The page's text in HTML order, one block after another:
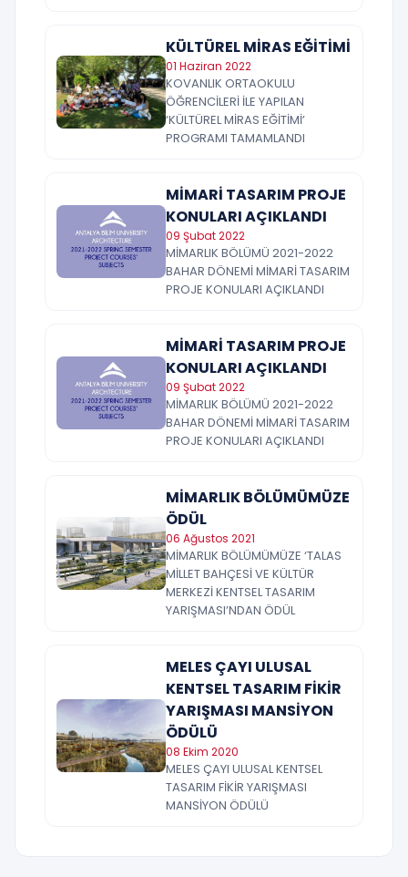
KÜLTÜREL MİRAS EĞİTİMİ
01 Haziran 2022
KOVANLIK ORTAOKULU
ÖĞRENCİLERİ İLE YAPILAN
‘KÜLTÜREL MİRAS EĞİTİMİ’
PROGRAMI TAMAMLANDI
MİMARİ TASARIM PROJE
KONULARI AÇIKLANDI
09 Şubat 2022
MİMARLIK BÖLÜMÜ 2021-2022
BAHAR DÖNEMİ MİMARİ TASARIM
PROJE KONULARI AÇIKLANDI
MİMARİ TASARIM PROJE
KONULARI AÇIKLANDI
09 Şubat 2022
MİMARLIK BÖLÜMÜ 2021-2022
BAHAR DÖNEMİ MİMARİ TASARIM
PROJE KONULARI AÇIKLANDI
MİMARLIK BÖLÜMÜMÜZE
ÖDÜL
06 Ağustos 2021
MİMARLIK BÖLÜMÜMÜZE ‘TALAS
MİLLET BAHÇESİ VE KÜLTÜR
MERKEZİ KENTSEL TASARIM
YARIŞMASI’NDAN ÖDÜL
MELES ÇAYI ULUSAL
KENTSEL TASARIM FİKİR
YARIŞMASI MANSİYON
ÖDÜLÜ
08 Ekim 2020
MELES ÇAYI ULUSAL KENTSEL
TASARIM FİKİR YARIŞMASI
MANSİYON ÖDÜLÜ